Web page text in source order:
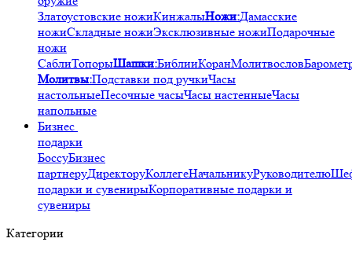
Златоустовские ножиКинжалыНожи:Дамасские
ножиСкладные ножиЭксклюзивные ножиПодарочные
ножи
СаблиТопорыШашки:БиблииКоранМолитвослов
Молитвы:Подставки под ручкиЧасы
настольныеПесочные часыЧасы настенныеЧасы
напольные
Бизнес
подарки
БоссуБизнес
партнеруДиректоруКоллегеНачальникуРуководителю
подарки и сувенирыКорпоративные подарки и
сувениры
Категории